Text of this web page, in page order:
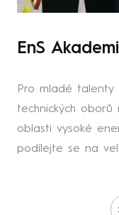
EnS
Pro mladé talenty
technických
oblasti vysoké
podílejte se na